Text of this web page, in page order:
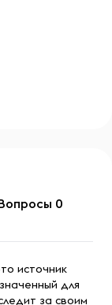
0
источник
для
за своим